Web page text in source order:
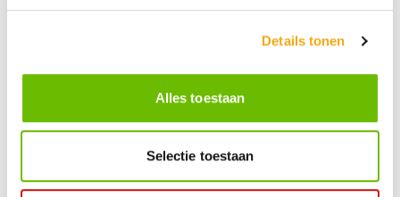
Details tonen
Alles toestaan
Selectie toestaan
Kunstuwel Community
Word onderdeel van de Kunstuwel Community. Ontvang